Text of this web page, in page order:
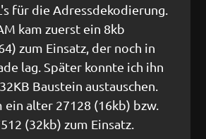
für die Adressdekodierung.
kam zuerst ein 8kb
zum Einsatz, der noch in
lag. Später konnte ich ihn
Baustein austauschen.
ein alter 27128 (16kb) bzw.
(32kb) zum Einsatz.